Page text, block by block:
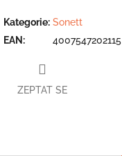
Kategorie: Sonett
EAN : 4007547202115
ZEPTAT SE